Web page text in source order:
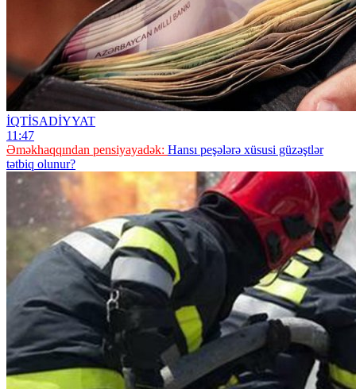
İQTİSADİYYAT
11:47
Əməkhaqqından pensiyayadək: Hansı peşələrə xüsusi güzəştlər
tətbiq olunur?